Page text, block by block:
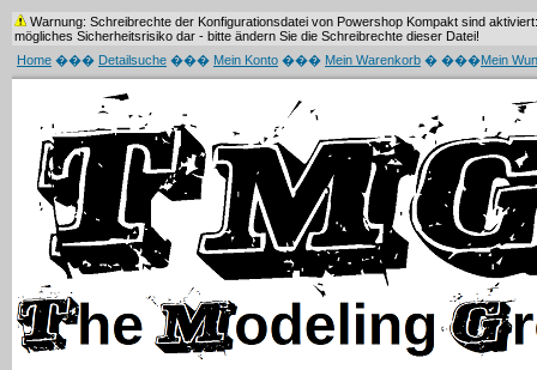
Warnung: Schreibrechte der Konfigurationsdatei von Powershop Kompakt sind
mögliches Sicherheitsrisiko dar - bitte ändern Sie die Schreibrechte dieser Datei!
Home ��� Detailsuche ��� Mein Konto ��� Mein Warenkorb � ���Mein